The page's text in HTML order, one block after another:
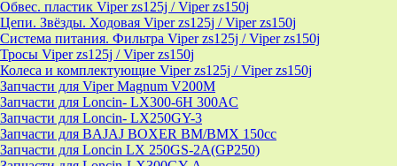
Обвес. пластик Viper zs125j / Viper zs150j
Цепи. Звёзды. Ходовая Viper zs125j / Viper zs150j
Система питания. Фильтра Viper zs125j / Viper zs150j
Тросы Viper zs125j / Viper zs150j
Колеса и комплектующие Viper zs125j / Viper zs150j
Запчасти для Viper Magnum V200M
Запчасти для Loncin- LX300-6H 300AC
Запчасти для Loncin- LX250GY-3
Запчасти для BAJAJ BOXER BM/ВМX 150cc
Запчасти для Loncin LX 250GS-2A(GP250)